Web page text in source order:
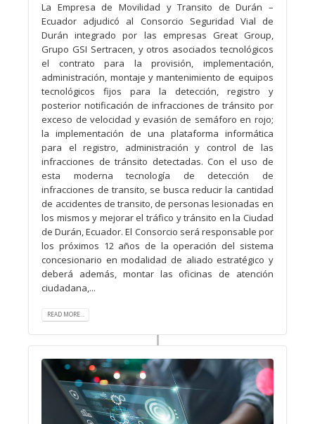
La Empresa de Movilidad y Transito de Durán –
Ecuador adjudicó al Consorcio Seguridad Vial de
Durán integrado por las empresas Great Group,
Grupo GSI Sertracen, y otros asociados tecnológicos
el contrato para la provisión, implementación,
administración, montaje y mantenimiento de equipos
tecnológicos fijos para la detección, registro y
posterior notificación de infracciones de tránsito por
exceso de velocidad y evasión de semáforo en rojo;
la implementación de una plataforma informática
para el registro, administración y control de las
infracciones de tránsito detectadas. Con el uso de
esta moderna tecnología de detección de
infracciones de transito, se busca reducir la cantidad
de accidentes de transito, de personas lesionadas en
los mismos y mejorar el tráfico y tránsito en la Ciudad
de Durán, Ecuador. El Consorcio será responsable por
los próximos 12 años de la operación del sistema
concesionario en modalidad de aliado estratégico y
deberá además, montar las oficinas de atención
ciudadana,...
READ MORE...